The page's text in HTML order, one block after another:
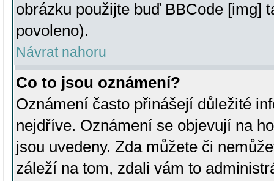
obrázku použijte buď BBCode [img]
povoleno).
Návrat nahoru
Co to jsou oznámení?
Oznámení často přinášejí důležité
nejdříve. Oznámení se objevují na
jsou uvedeny. Zda můžete či
záleží na tom, zdali vám to